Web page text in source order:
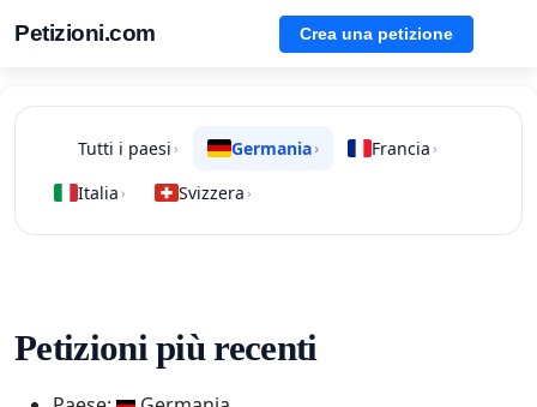
Petizioni.com Crea una petizione
Tutti i paesi › Germania› Francia ›
Italia › Svizzera ›
Petizioni più recenti